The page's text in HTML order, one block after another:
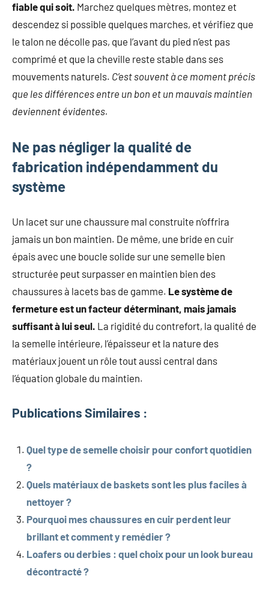
fiable qui soit. Marchez quelques mètres, montez et
descendez si possible quelques marches, et vérifiez que
le talon ne décolle pas, que l’avant du pied n’est pas
comprimé et que la cheville reste stable dans ses
mouvements naturels. C’est souvent à ce moment précis
que les différences entre un bon et un mauvais maintien
deviennent évidentes.
Ne pas négliger la qualité de
fabrication indépendamment du
système
Un lacet sur une chaussure mal construite n’offrira
jamais un bon maintien. De même, une bride en cuir
épais avec une boucle solide sur une semelle bien
structurée peut surpasser en maintien bien des
chaussures à lacets bas de gamme. Le système de
fermeture est un facteur déterminant, mais jamais
suffisant à lui seul. La rigidité du contrefort, la qualité de
la semelle intérieure, l’épaisseur et la nature des
matériaux jouent un rôle tout aussi central dans
l’équation globale du maintien.
Publications Similaires :
Quel type de semelle choisir pour confort quotidien
?
Quels matériaux de baskets sont les plus faciles à
nettoyer ?
Pourquoi mes chaussures en cuir perdent leur
brillant et comment y remédier ?
Loafers ou derbies : quel choix pour un look bureau
décontracté ?